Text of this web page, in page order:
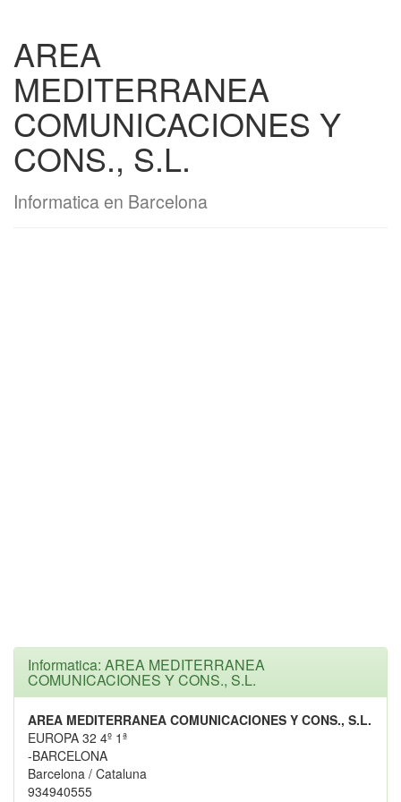
AREA
MEDITERRANEA
COMUNICACIONES Y
CONS., S.L.
Informatica en Barcelona
Informatica: AREA MEDITERRANEA
COMUNICACIONES Y CONS., S.L.
AREA MEDITERRANEA COMUNICACIONES Y CONS., S.L.
EUROPA 32 4º 1ª
-BARCELONA
Barcelona / Cataluna
934940555